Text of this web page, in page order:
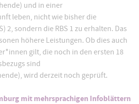
und in einer
leben, nicht wie bisher die
2, sondern die RBS 1 zu erhalten. Das
höhere Leistungen. Ob dies auch
gilt, die noch in den ersten 18
sind
wird derzeit noch geprüft.
mit mehrsprachigen Infoblättern